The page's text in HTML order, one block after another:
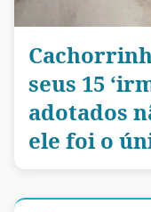
seus 15
adotados
ele foi o